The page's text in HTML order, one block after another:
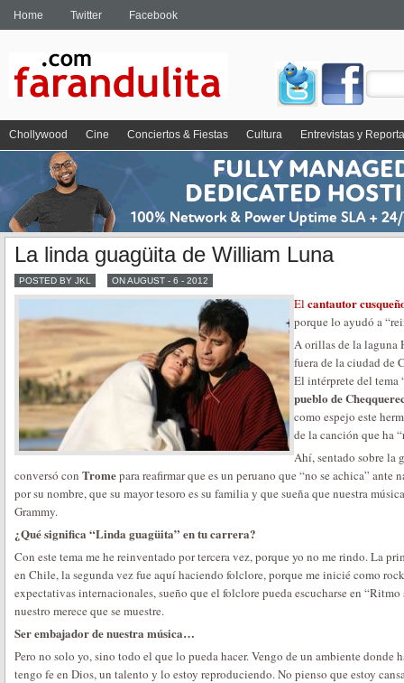
Home Twitter Facebook
Chollywood Cine Conciertos & Fiestas Cultura Entrevistas y
La linda guagüita de William Luna
POSTED BY JKL ON AUGUST - 6 - 2012
El cantautor
porque lo ayudó a
A orillas de la laguna
fuera de la ciudad de
El intérprete del
pueblo de
como espejo este
de la canción que ha
Ahí, sentado sobre la
conversó con Tromepara reafirmar que es un peruano que “no se achica” ante
por su nombre, que su mayor tesoro es su familia y que sueña que nuestra
Grammy.
¿Qué significa “Linda guagüita” en tu carrera?
Con este tema me he reinventado por tercera vez, porque yo no me rindo. La
en Chile, la segunda vez fue aquí haciendo folclore, porque me inicié como
expectativas internacionales, sueño que el folclore pueda escucharse en
nuestro merece que se muestre.
Ser embajador de nuestra música…
Pero no solo yo, sino todo el que lo pueda hacer. Vengo de un ambiente donde
tengo fe en Dios, un talento y lo estoy reproduciendo. No pienso que estoy